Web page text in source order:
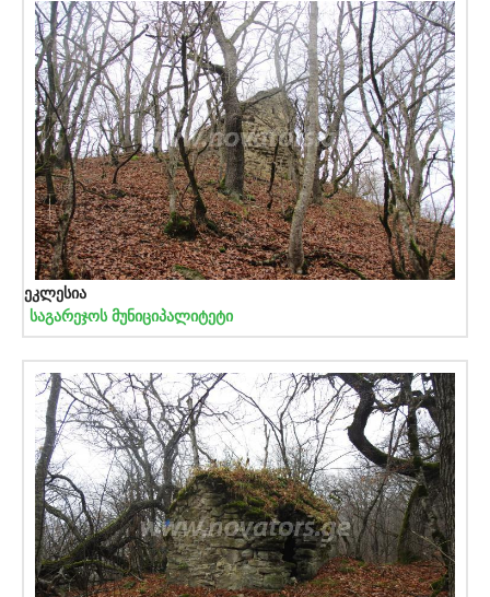
ეკლესია
საგარეჯოს მუნიციპალიტეტი